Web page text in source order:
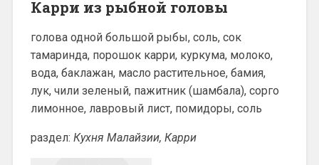
Карри из рыбной головы
голова одной большой рыбы, соль, сок
тамаринда, порошок карри, куркума, молоко,
вода, баклажан, масло растительное, бамия,
лук, чили зеленый, пажитник (шамбала), сорго
лимонное, лавровый лист, помидоры, соль
раздел: Кухня Малайзии, Карри